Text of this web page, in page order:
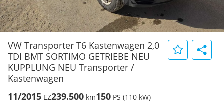
VW Transporter T6 Kastenwagen 2,0
TDI BMT SORTIMO GETRIEBE NEU
KUPPLUNG NEU Transporter /
Kastenwagen
11/2015 EZ239.500 km150 PS (110 kW)